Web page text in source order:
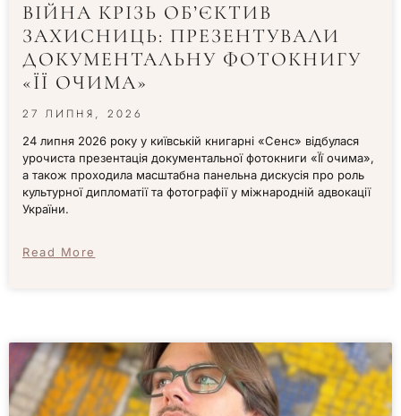
ВІЙНА КРІЗЬ ОБ’ЄКТИВ
ЗАХИСНИЦЬ: ПРЕЗЕНТУВАЛИ
ДОКУМЕНТАЛЬНУ ФОТОКНИГУ
«ЇЇ ОЧИМА»
27 ЛИПНЯ, 2026
24 липня 2026 року у київській книгарні «Сенс» відбулася
урочиста презентація документальної фотокниги «Її очима»,
а також проходила масштабна панельна дискусія про роль
культурної дипломатії та фотографії у міжнародній адвокації
України.
Read More